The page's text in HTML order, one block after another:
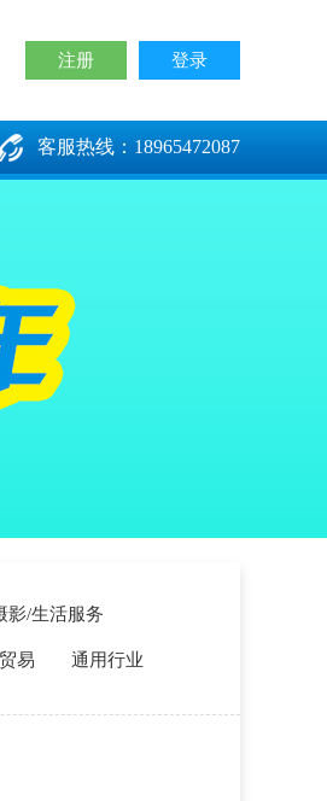
注册 登录
客服热线：18965472087
影/生活服务
易 通用行业